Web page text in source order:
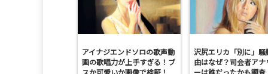
アイナジエンドソロの歌声動
画の歌唱力が上手すぎる！ブ
沢尻エリカ「別に」騒
由はなぜ？司会者アナ